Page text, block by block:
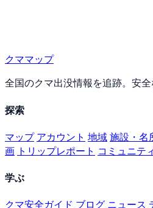
クママップ
全国のクマ出没情報を追跡。安全
探索
マップ アカウント 地域施設・名
画 トリップレポート コミュニテ
学ぶ
クマ安全ガイド ブログ ニュース